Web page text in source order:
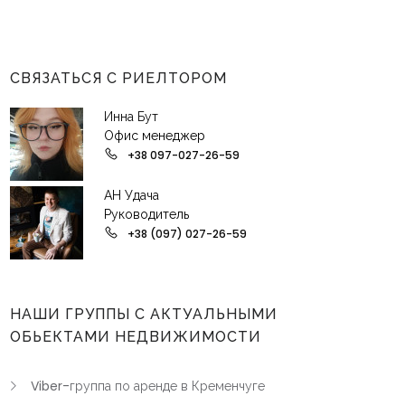
СВЯЗАТЬСЯ С РИЕЛТОРОМ
Инна Бут
Офис менеджер
+38 097-027-26-59
АН Удача
Руководитель
+38 (097) 027-26-59
НАШИ ГРУППЫ С АКТУАЛЬНЫМИ
ОБЬЕКТАМИ НЕДВИЖИМОСТИ
Viber-группа по аренде в Кременчуге